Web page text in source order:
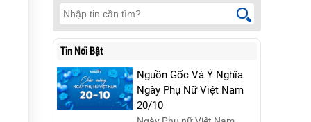
Tin Nổi Bật
Nguồn Gốc Và Ý Nghĩa
Ngày Phụ Nữ Việt Nam
20/10